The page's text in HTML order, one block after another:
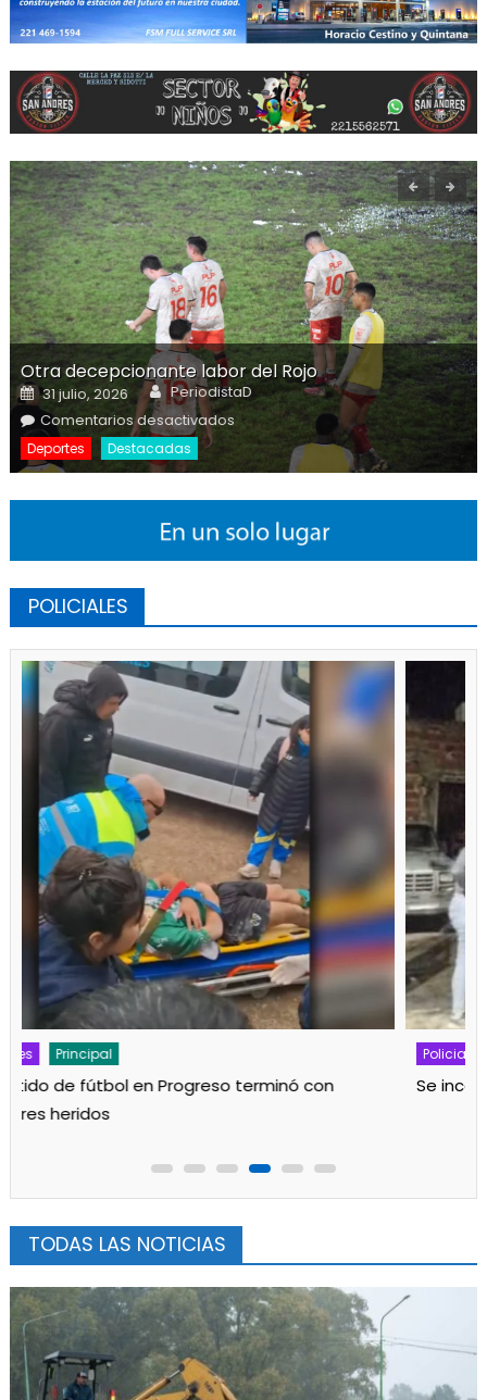
Otra decepcionante labor del Rojo
Posted on
31 julio, 2026 Author
PeriodistaD
Comentarios desactivados en Otra decepcionante labor del
Rojo
Deportes Destacadas
POLICIALES
Noticias
Robo, destrozos y clases suspendidas en Media 1
TODAS LAS NOTICIAS